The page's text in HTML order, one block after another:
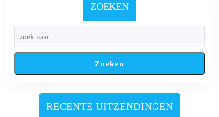
ZOEKEN
Zoeken
RECENTE UITZENDINGEN